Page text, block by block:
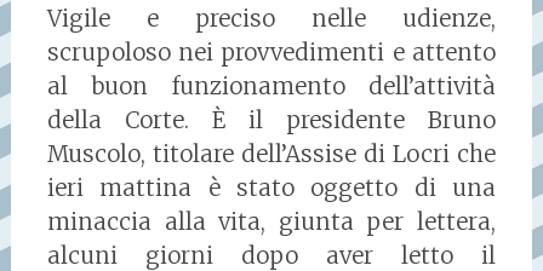
Vigile e preciso nelle udienze,
scrupoloso nei provvedimenti e attento
al buon funzionamento dell’attività
della Corte. È il presidente Bruno
Muscolo, titolare dell’Assise di Locri che
ieri mattina è stato oggetto di una
minaccia alla vita, giunta per lettera,
alcuni giorni dopo aver letto il